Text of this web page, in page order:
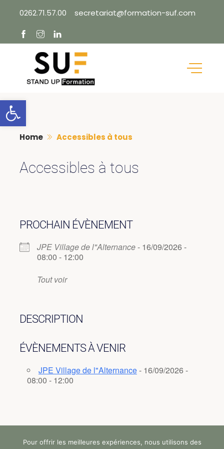
Ouvrir la barre d’outils
content
0262.71.57.00 secretariat@formation-suf.com
Home Accessibles à tous
Accessibles à tous
PROCHAIN ÉVÈNEMENT
JPE Village de l"Alternance- 16/09/2026 -
08:00 - 12:00
Tout voir
DESCRIPTION
ÉVÈNEMENTS À VENIR
JPE Village de l"Alternance- 16/09/2026 -
08:00 - 12:00
Pour offrir les meilleures expériences, nous utilisons des